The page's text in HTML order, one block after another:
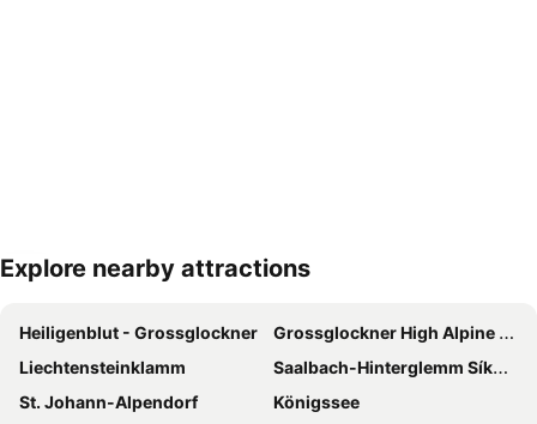
Nagy méretű térkép
Explore nearby attractions
Heiligenblut - Grossglockner
Grossglockner High Alpine Road
Liechtensteinklamm
Saalbach-Hinterglemm Síközpont
St. Johann-Alpendorf
Königssee